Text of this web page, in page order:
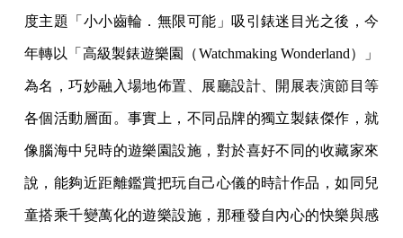
度主題「小小齒輪．無限可能」吸引錶迷目光之後，今
年轉以「高級製錶遊樂園（Watchmaking Wonderland）」
為名，巧妙融入場地佈置、展廳設計、開展表演節目等
各個活動層面。事實上，不同品牌的獨立製錶傑作，就
像腦海中兒時的遊樂園設施，對於喜好不同的收藏家來
說，能夠近距離鑑賞把玩自己心儀的時計作品，如同兒
童搭乘千變萬化的遊樂設施，那種發自內心的快樂與感